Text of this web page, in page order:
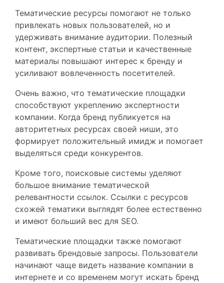
Тематические ресурсы помогают не только
привлекать новых пользователей, но и
удерживать внимание аудитории. Полезный
контент, экспертные статьи и качественные
материалы повышают интерес к бренду и
усиливают вовлеченность посетителей.
Очень важно, что тематические площадки
способствуют укреплению экспертности
компании. Когда бренд публикуется на
авторитетных ресурсах своей ниши, это
формирует положительный имидж и помогает
выделяться среди конкурентов.
Кроме того, поисковые системы уделяют
большое внимание тематической
релевантности ссылок. Ссылки с ресурсов
схожей тематики выглядят более естественно
и имеют больший вес для SEO.
Тематические площадки также помогают
развивать брендовые запросы. Пользователи
начинают чаще видеть название компании в
интернете и со временем могут искать бренд